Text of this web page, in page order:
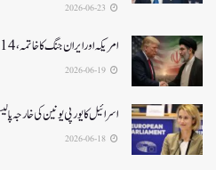
امریکہ اور ایران جنگ کا خاتمہ، 14نکاتی معاہدے پر دستخط
اسرائیل کا یورپی یونین کی خارجہ